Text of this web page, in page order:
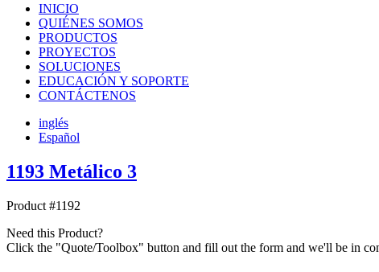
INICIO
QUIÉNES SOMOS
PRODUCTOS
PROYECTOS
SOLUCIONES
EDUCACIÓN Y SOPORTE
CONTÁCTENOS
inglés
Español
1193 Metálico 3
Product #1192
Need this Product?
Click the "Quote/Toolbox" button and fill out the form and we'll be in